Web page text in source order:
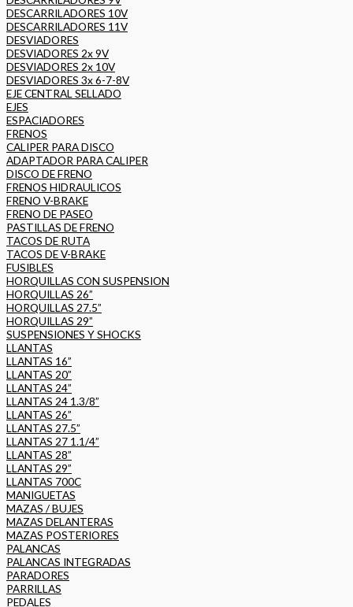
DESCARRILADORES 10V
DESCARRILADORES 11V
DESVIADORES
DESVIADORES 2x 9V
DESVIADORES 2x 10V
DESVIADORES 3x 6-7-8V
EJE CENTRAL SELLADO
EJES
ESPACIADORES
FRENOS
CALIPER PARA DISCO
ADAPTADOR PARA CALIPER
DISCO DE FRENO
FRENOS HIDRAULICOS
FRENO V-BRAKE
FRENO DE PASEO
PASTILLAS DE FRENO
TACOS DE RUTA
TACOS DE V-BRAKE
FUSIBLES
HORQUILLAS CON SUSPENSION
HORQUILLAS 26”
HORQUILLAS 27.5”
HORQUILLAS 29”
SUSPENSIONES Y SHOCKS
LLANTAS
LLANTAS 16”
LLANTAS 20”
LLANTAS 24”
LLANTAS 24 1.3/8”
LLANTAS 26”
LLANTAS 27.5”
LLANTAS 27 1.1/4”
LLANTAS 28”
LLANTAS 29”
LLANTAS 700C
MANIGUETAS
MAZAS / BUJES
MAZAS DELANTERAS
MAZAS POSTERIORES
PALANCAS
PALANCAS INTEGRADAS
PARADORES
PARRILLAS
PEDALES